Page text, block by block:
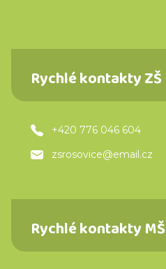
Rychlé kontakty ZŠ
+420 776 046 604
zsrosovice@email.cz
Rychlé kontakty MŠ